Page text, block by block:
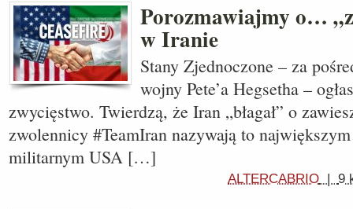
Porozmawiajmy o…
w Iranie
Stany Zjednoczone – za
wojny Pete’a Hegsetha –
zwycięstwo. Twierdzą, że Iran „błagał” o
zwolennicy #TeamIran nazywają to
militarnym USA […]
ALTERCABRIO | 9